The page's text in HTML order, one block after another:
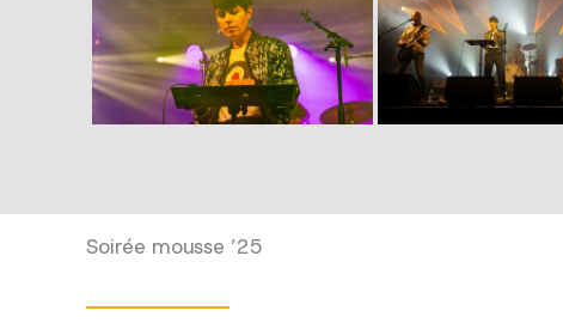
Soirée mousse ’25